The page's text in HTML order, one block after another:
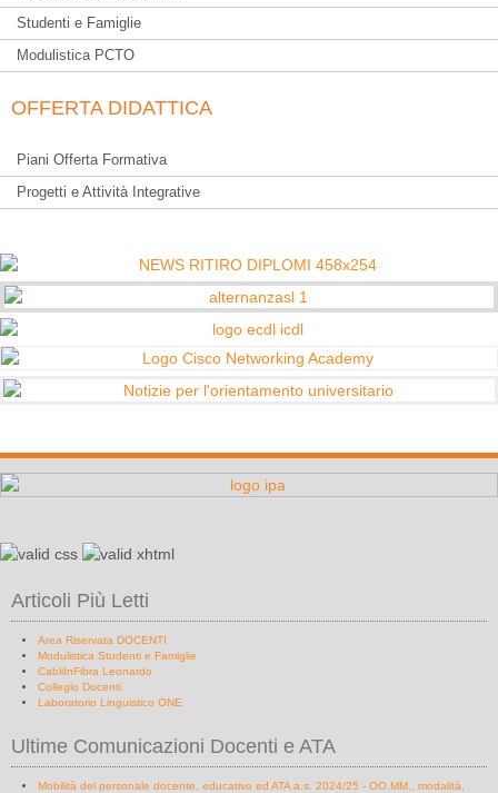
Studenti e Famiglie
Modulistica PCTO
OFFERTA DIDATTICA
Piani Offerta Formativa
Progetti e Attività Integrative
Articoli Più Letti
Area Riservata DOCENTI
Modulistica Studenti e Famiglie
CabliInFibra Leonardo
Collegio Docenti
Laboratorio Linguistico ONE
Ultime Comunicazioni Docenti e ATA
Mobilità del personale docente, educativo ed ATA a.s. 2024/25 - OO.MM., modalità,